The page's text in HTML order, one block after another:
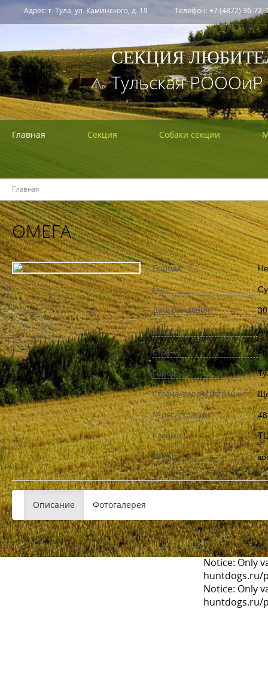
Адрес: г. Тула, ул. Каминского, д. 19 Телефон: +7 (4872) 36-72-
СЕКЦИЯ
Тульская РОООиР
Главная Секция Собаки секции
Главная
ОМЕГА
Порода:
Пол:
Дата рождения:
Владелец:
Страна:
Город:
Страна/вид регистрации:
№ регистрации:
Клеймо:
Окрас:
Описание Фотогалерея
Notice: Only
huntdogs.ru/
Notice: Only
huntdogs.ru/